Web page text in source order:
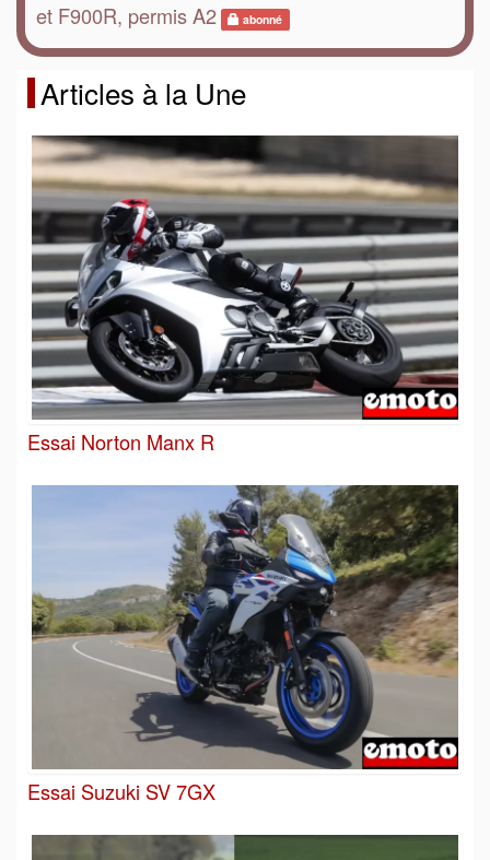
et F900R, permis A2
abonné
Articles à la Une
Essai Norton Manx R
Essai Suzuki SV 7GX